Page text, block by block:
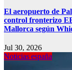
El aeropuerto de
control fronterizo
Mallorca según
Jul 30, 2026
Noticias españa